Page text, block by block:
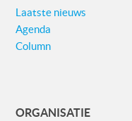
Laatste nieuws
Agenda
Column
ORGANISATIE